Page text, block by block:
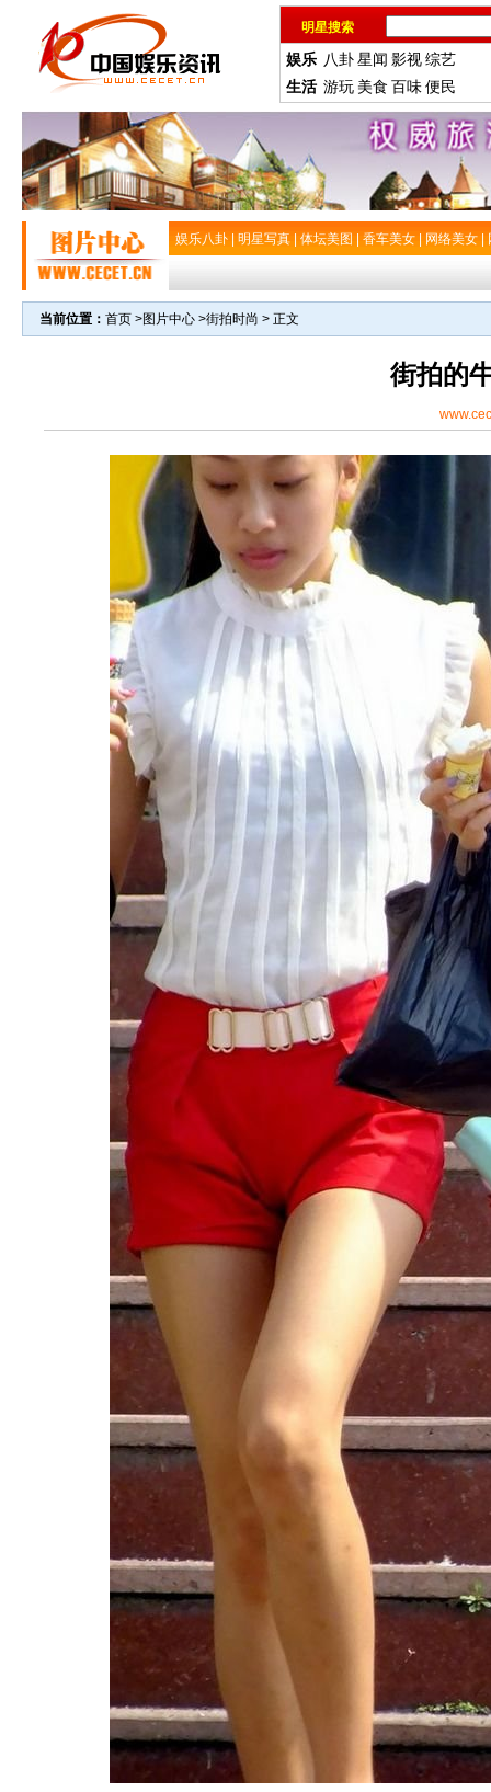
明星搜索
娱乐 八卦星闻 影视综艺
生活 游玩 美食 百味便民
娱乐八卦 明星写真 体坛美图 香车美女 网络美女
当前位置： 首页 >图片中心 >街拍时尚 > 正文
街拍的